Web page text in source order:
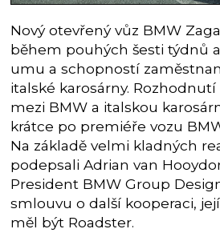
Nový otevřený vůz BMW
během pouhých šesti týdnů
umu a schopností
italské karosárny.
mezi BMW a italskou
krátce po premiéře vozu
Na základě velmi kladných
podepsali Adrian van
President BMW Group
smlouvu o další kooperaci,
měl být Roadster.